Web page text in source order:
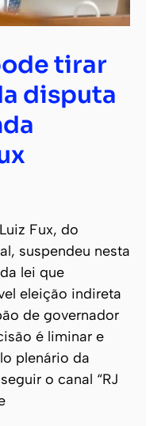
tirar
disputa
Fux, do
suspendeu nesta
lei que
eleição indireta
de governador
é liminar e
plenário da
o canal “RJ